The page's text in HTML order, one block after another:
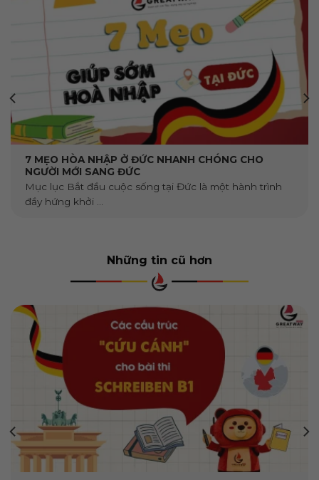
7 MẸO HÒA NHẬP Ở ĐỨC NHANH CHÓNG CHO
NGƯỜI MỚI SANG ĐỨC
Mục lục Bắt đầu cuộc sống tại Đức là một hành trình
đầy hứng khởi ...
Những tin cũ hơn